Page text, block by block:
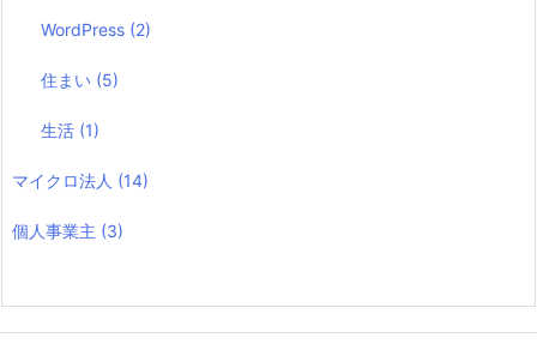
WordPress (2)
住まい (5)
生活 (1)
マイクロ法人 (14)
個人事業主 (3)